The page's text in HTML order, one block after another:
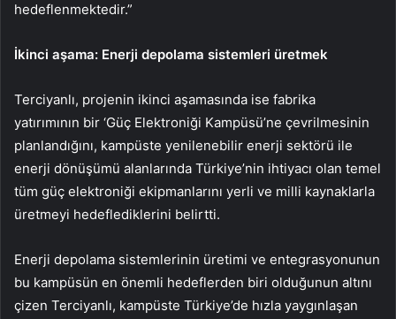
hedeflenmektedir.”
İkinci aşama: Enerji depolama sistemleri üretmek
Terciyanlı, projenin ikinci aşamasında ise fabrika
yatırımının bir ‘Güç Elektroniği Kampüsü’ne çevrilmesinin
planlandığını, kampüste yenilenebilir enerji sektörü ile
enerji dönüşümü alanlarında Türkiye’nin ihtiyacı olan temel
tüm güç elektroniği ekipmanlarını yerli ve milli kaynaklarla
üretmeyi hedeflediklerini belirtti.
Enerji depolama sistemlerinin üretimi ve entegrasyonunun
bu kampüsün en önemli hedeflerden biri olduğunun altını
çizen Terciyanlı, kampüste Türkiye’de hızla yaygınlaşan